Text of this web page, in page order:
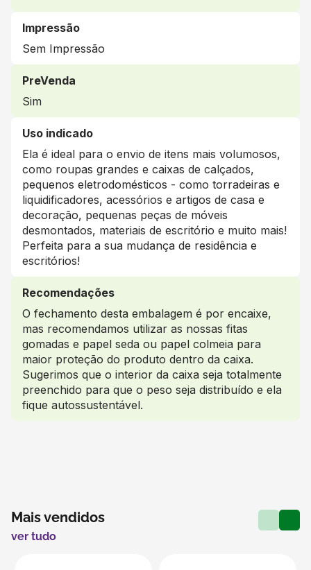
Impressão
Sem Impressão
PreVenda
Sim
Uso indicado
Ela é ideal para o envio de itens mais volumosos,
como roupas grandes e caixas de calçados,
pequenos eletrodomésticos - como torradeiras e
liquidificadores, acessórios e artigos de casa e
decoração, pequenas peças de móveis
desmontados, materiais de escritório e muito mais!
Perfeita para a sua mudança de residência e
escritórios!
Recomendações
O fechamento desta embalagem é por encaixe,
mas recomendamos utilizar as nossas fitas
gomadas e papel seda ou papel colmeia para
maior proteção do produto dentro da caixa.
Sugerimos que o interior da caixa seja totalmente
preenchido para que o peso seja distribuído e ela
fique autossustentável.
Mais vendidos
ver tudo